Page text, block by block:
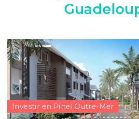
Investir en Pinel Outre-Mer